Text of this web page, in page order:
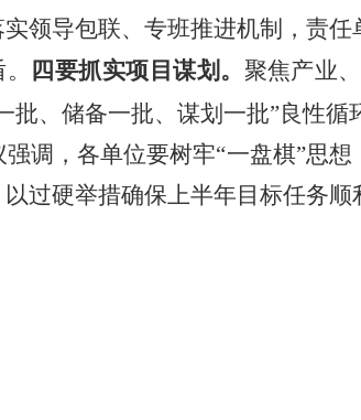
实领导包联、专班推进机制，责
四要抓实项目谋划。 聚焦产业
批、储备一批、谋划一批”良性循
强调，各单位要树牢“一盘棋”思
过硬举措确保上半年目标任务顺